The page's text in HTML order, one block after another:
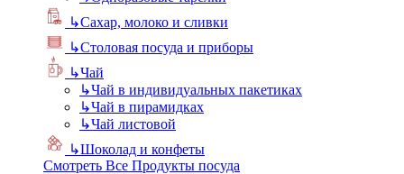
↳Сахар, молоко и сливки
↳Столовая посуда и приборы
↳Чай
↳Чай в индивидуальных пакетиках
↳Чай в пирамидках
↳Чай листовой
↳Шоколад и конфеты
Смотреть Все Продукты посуда